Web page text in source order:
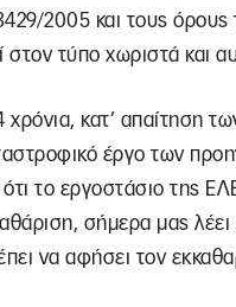
2005 και τους όρους
τύπο χωριστά και
κατ’ απαίτηση
έργο των
το εργοστάσιο της
σήμερα μας λέει
να αφήσει τον